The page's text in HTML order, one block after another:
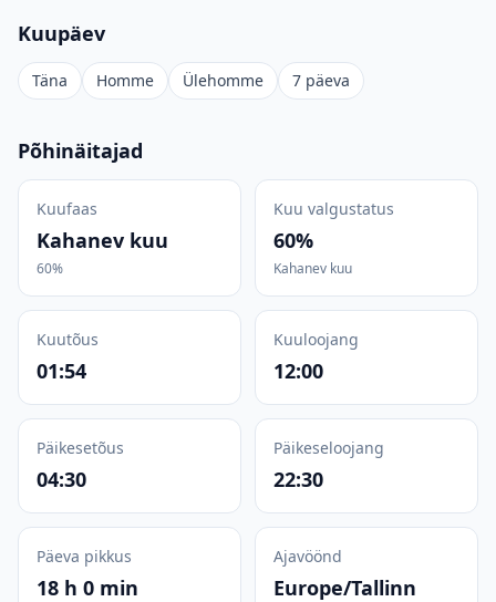
Kuupäev
Täna Homme Ülehomme 7 päeva
Põhinäitajad
Kuufaas
Kahanev kuu
60%
Kuu valgustatus
60%
Kahanev kuu
Kuutõus
01:54
Kuuloojang
12:00
Päikesetõus
04:30
Päikeseloojang
22:30
Päeva pikkus
18 h 0 min
Ajavöönd
Europe/Tallinn